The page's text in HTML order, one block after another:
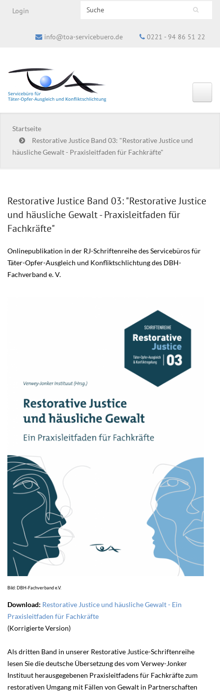
Login Suchformular
Search this site
info@toa-servicebuero.de 0221 - 94 86 51 22
Startseite
Restorative Justice Band 03: "Restorative Justice und
häusliche Gewalt - Praxisleitfaden für Fachkräfte"
Restorative Justice Band 03: "Restorative Justice
und häusliche Gewalt - Praxisleitfaden für
Fachkräfte"
Onlinepublikation in der RJ-Schriftenreihe des Servicebüros für
Täter-Opfer-Ausgleich und Konfliktschlichtung des DBH-
Fachverband e. V.
Bild: DBH-Fachverband e.V.
Download: Restorative Justice und häusliche Gewalt - Ein
Praxisleitfaden für Fachkräfte
(Korrigierte Version)
Als dritten Band in unserer Restorative Justice-Schriftenreihe
lesen Sie die deutsche Übersetzung des vom Verwey-Jonker
Instituut herausgegebenen Praxisleitfadens für Fachkräfte zum
restorativen Umgang mit Fällen von Gewalt in Partnerschaften